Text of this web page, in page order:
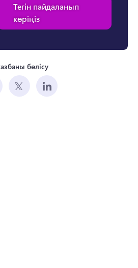
Тегін пайдаланып
көріңіз
бөлісу